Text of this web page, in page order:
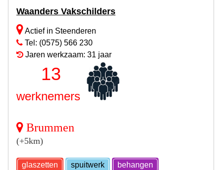
Waanders Vakschilders
Actief in Steenderen
Tel: (0575) 566 230
Jaren werkzaam: 31 jaar
13
werknemers
Brummen
(+5km)
glaszetten spuitwerk behangen